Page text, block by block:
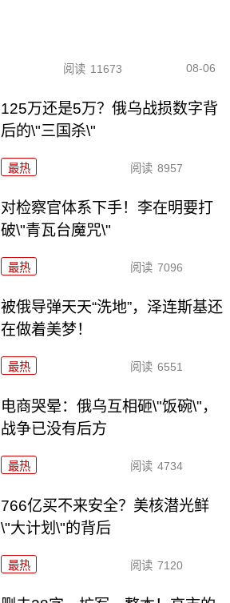
阅读 11673 08-06
125万还是5万？俄乌战损数字背
后的\"三国杀\"
最热 阅读 8957
对检察官体系下手！李在明要打
破\"青瓦台魔咒\"
最热 阅读 7096
被俄导弹天天“洗地”，泽连斯基还
在做着美梦！
最热 阅读 6551
电商哭晕：俄乌互相砸\"饭碗\"，
战争已没有后方
最热 阅读 4734
766亿买不来安全？美核潜光鲜
\"大计划\"的背后
最热 阅读 7120